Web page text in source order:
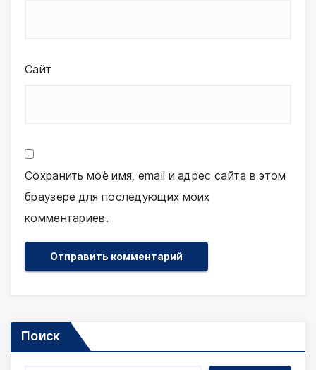
Сайт
Сохранить моё имя, email и адрес сайта в этом
браузере для последующих моих
комментариев.
Поиск